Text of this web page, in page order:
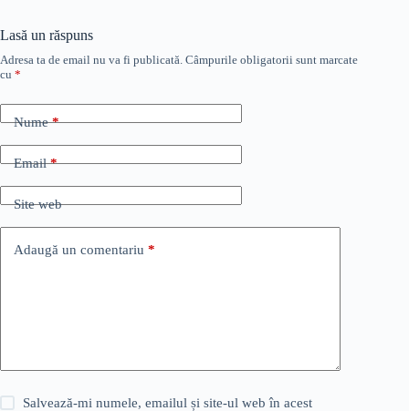
Lasă un răspuns
Adresa ta de email nu va fi publicată. Câmpurile obligatorii sunt marcate
cu *
Nume*
Email*
Site web
Adaugă un comentariu *
Salvează-mi numele, emailul și site-ul web în acest